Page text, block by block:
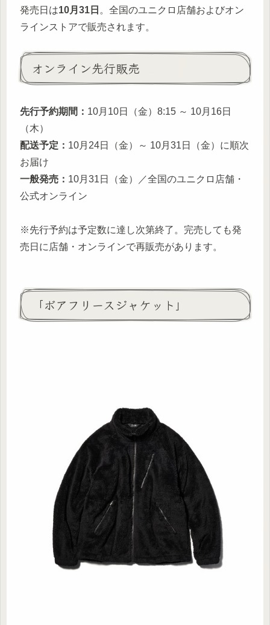
発売日は10月31日 。全国のユニクロ店舗およびオン
ラインストアで販売されます。
オンライン先行販売
先行予約期間： 10月10日（金）8:15 ～ 10月16日
（木）
配送予定： 10月24日（金）～ 10月31日（金）に順次
お届け
一般発売： 10月31日（金）／全国のユニクロ店舗・
公式オンライン
※先行予約は予定数に達し次第終了。完売しても発
売日に店舗・オンラインで再販売があります。
「ボアフリースジャケット」